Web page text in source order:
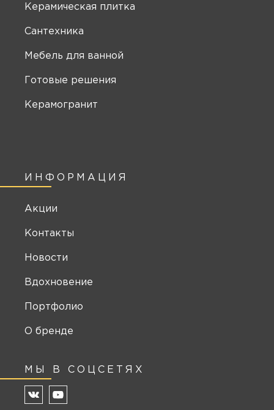
ИНФОРМАЦИЯ
Акции
Контакты
Новости
Вдохновение
Портфолио
О бренде
МЫ В СОЦСЕТЯХ
Керамическая плитка
Сантехника
Мебель для ванной
Готовые решения
Керамогранит